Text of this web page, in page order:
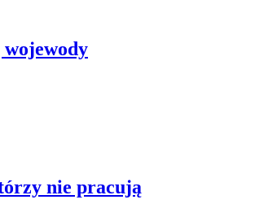
nie pracują